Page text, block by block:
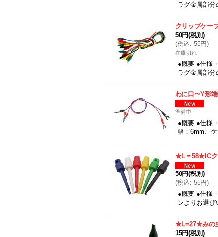
ラグ金属部分
クリップケー
50円(税別)
(税込: 55円)
在庫切れ
●概要 ●仕様
ラグ金属部分
わに口〜Y形
準備中
●概要 ●仕様
幅：6mm、
★L＝58★ICク
50円(税別)
(税込: 55円)
●概要 ●仕様
ンよりお選び
★L=27★みの
15円(税別)